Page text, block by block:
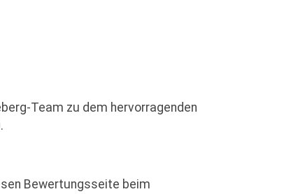
Team zu dem hervorragenden
Bewertungsseite beim